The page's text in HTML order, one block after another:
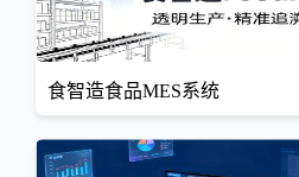
食智造食品MES系统